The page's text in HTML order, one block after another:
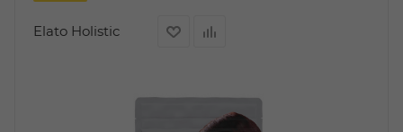
Elato Holistic